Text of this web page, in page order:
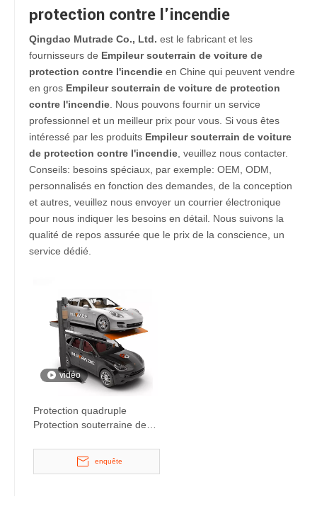
protection contre l'incendie
Qingdao Mutrade Co., Ltd. est le fabricant et les
fournisseurs de Empileur souterrain de voiture de
protection contre l'incendie en Chine qui peuvent vendre
en gros Empileur souterrain de voiture de protection
contre l'incendie . Nous pouvons fournir un service
professionnel et un meilleur prix pour vous. Si vous êtes
intéressé par les produits Empileur souterrain de voiture
de protection contre l'incendie , veuillez nous contacter.
Conseils: besoins spéciaux, par exemple: OEM, ODM,
personnalisés en fonction des demandes, de la conception
et autres, veuillez nous envoyer un courrier électronique
pour nous indiquer les besoins en détail. Nous suivons la
qualité de repos assurée que le prix de la conscience, un
service dédié.
vidéo
Protection quadruple
Protection souterraine de
enquête